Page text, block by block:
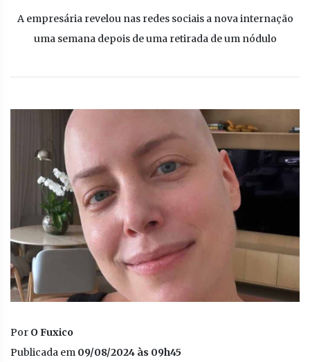
A empresária revelou nas redes sociais a nova internação
uma semana depois de uma retirada de um nódulo
Por O Fuxico
Publicada em 09/08/2024 às 09h45